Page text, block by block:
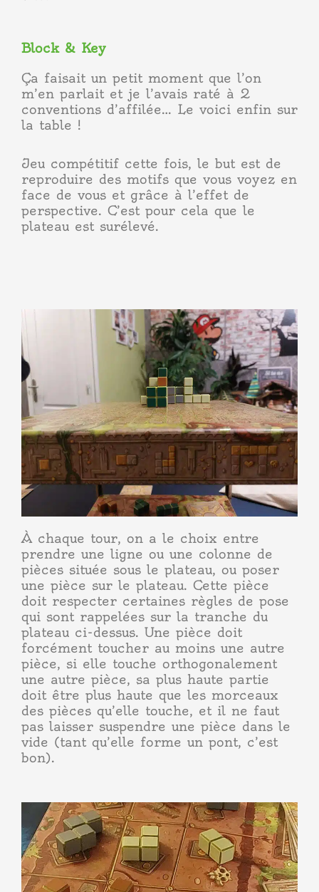
Block & Key
Ça faisait un petit moment que l’on
m’en parlait et je l’avais raté à 2
conventions d’affilée… Le voici enfin sur
la table !
Jeu compétitif cette fois, le but est de
reproduire des motifs que vous voyez en
face de vous et grâce à l’effet de
perspective. C’est pour cela que le
plateau est surélevé.
À chaque tour, on a le choix entre
prendre une ligne ou une colonne de
pièces située sous le plateau, ou poser
une pièce sur le plateau. Cette pièce
doit respecter certaines règles de pose
qui sont rappelées sur la tranche du
plateau ci-dessus. Une pièce doit
forcément toucher au moins une autre
pièce, si elle touche orthogonalement
une autre pièce, sa plus haute partie
doit être plus haute que les morceaux
des pièces qu’elle touche, et il ne faut
pas laisser suspendre une pièce dans le
vide (tant qu’elle forme un pont, c’est
bon).